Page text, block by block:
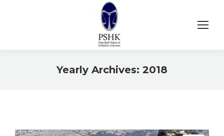
Yearly Archives: 2018